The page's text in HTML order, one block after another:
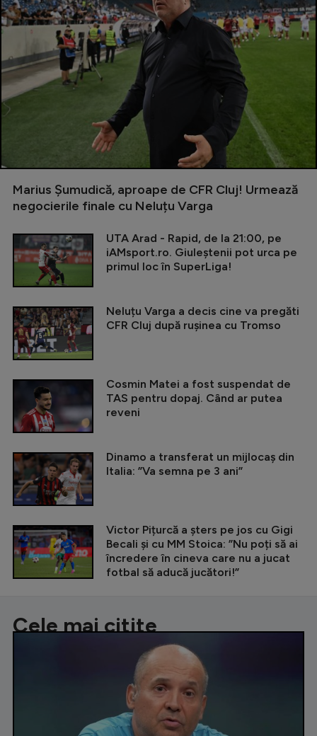
Marius Șumudică, aproape de CFR Cluj! Urmează
negocierile finale cu Neluțu Varga
UTA Arad - Rapid, de la 21:00, pe
iAMsport.ro. Giuleștenii pot urca pe
primul loc în SuperLiga!
Neluțu Varga a decis cine va pregăti
CFR Cluj după rușinea cu Tromso
Cosmin Matei a fost suspendat de
TAS pentru dopaj. Când ar putea
reveni
Dinamo a transferat un mijlocaș din
Italia: ”Va semna pe 3 ani”
Victor Pițurcă a șters pe jos cu Gigi
Becali și cu MM Stoica: ”Nu poți să ai
încredere în cineva care nu a jucat
fotbal să aducă jucători!”
Cele mai citite